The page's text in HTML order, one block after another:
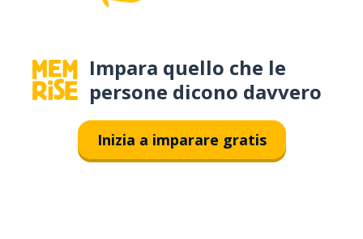
Impara quello che le
persone dicono davvero
Inizia a imparare gratis